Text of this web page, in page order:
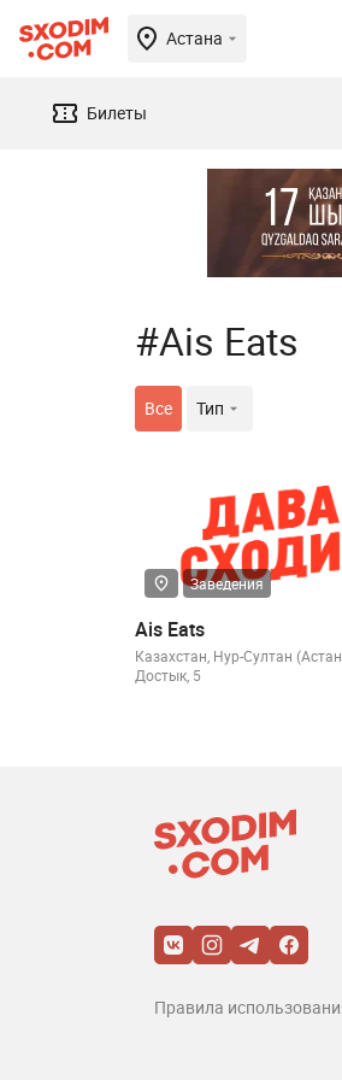
Астана
Билеты
#Ais Eats
Все Тип
Заведения
Ais Eats
Казахстан, Нур-Султан
Достык, 5
Правила